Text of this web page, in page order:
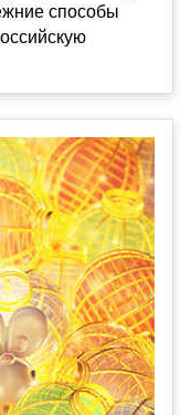
способы